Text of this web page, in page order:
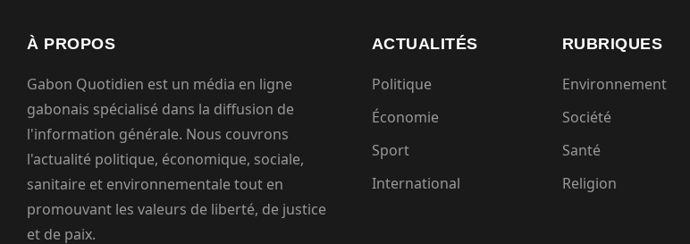
À PROPOS
Gabon Quotidien est un média en ligne
gabonais spécialisé dans la diffusion de
l'information générale. Nous couvrons
l'actualité politique, économique, sociale,
sanitaire et environnementale tout en
promouvant les valeurs de liberté, de justice
et de paix.
ACTUALITÉS
Politique
Économie
Sport
International
RUBRIQUES
Environnement
Société
Santé
Religion